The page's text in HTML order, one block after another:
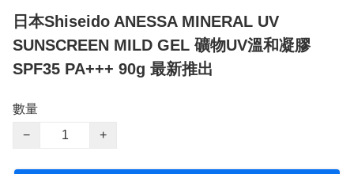
日本Shiseido ANESSA MINERAL UV
SUNSCREEN MILD GEL 礦物UV溫和凝膠
SPF35 PA+++ 90g 最新推出
數量
−
+